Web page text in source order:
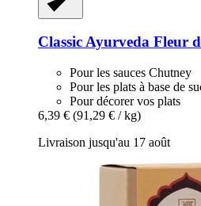
Classic Ayurveda Fleur
Pour les sauces Chutney
Pour les plats à base de
Pour décorer vos plats
6,39 € (91,29 € / kg)
Livraison jusqu'au 17 août